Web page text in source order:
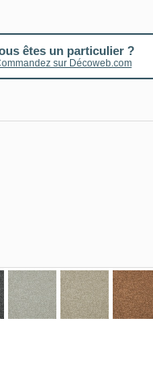
êtes un particulier ?
sur Décoweb.com